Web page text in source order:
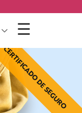
☰
CERTIFICADO DE SEGURO